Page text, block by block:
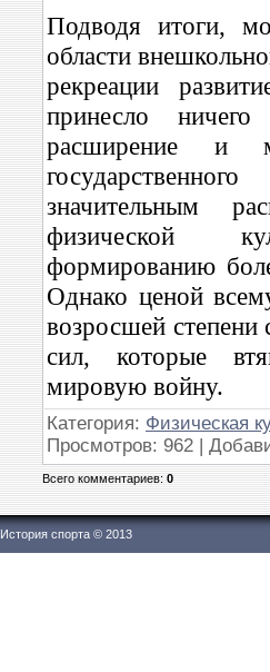
Подводя итоги,
области
рекреации
принесло
расширение и
значительным
физической
формированию
Однако ценой
возросшей степени
сил, которые
мировую войну.
Категория: Физическая
Просмотров: 962 |
Всего комментариев:0
История спорта © 2013